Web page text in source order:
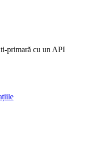
primară cu un API